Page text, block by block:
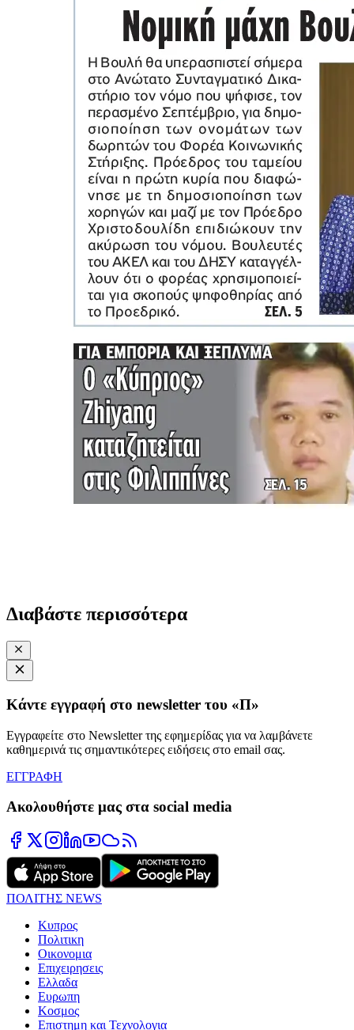
Διαβάστε περισσότερα
Κάντε εγγραφή στο newsletter του «Π»
Εγγραφείτε στο Newsletter της εφημερίδας για να λαμβάνετε
καθημερινά τις σημαντικότερες ειδήσεις στο email σας.
ΕΓΓΡΑΦΗ
Ακολουθήστε μας στα social media
ΠΟΛΙΤΗΣ NEWS
Κυπρος
Πολιτικη
Οικονομια
Επιχειρησεις
Ελλαδα
Ευρωπη
Κοσμος
Επιστημη και Τεχνολογια